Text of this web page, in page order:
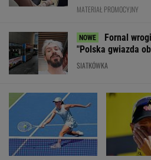
MATERIAŁ PROMOCYJNY
Fornal
"Polska gwiazda
SIATKÓWKA